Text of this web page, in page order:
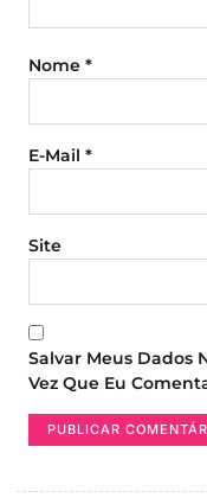
Nome *
E-Mail *
Site
Salvar Meus Dados
Vez Que Eu